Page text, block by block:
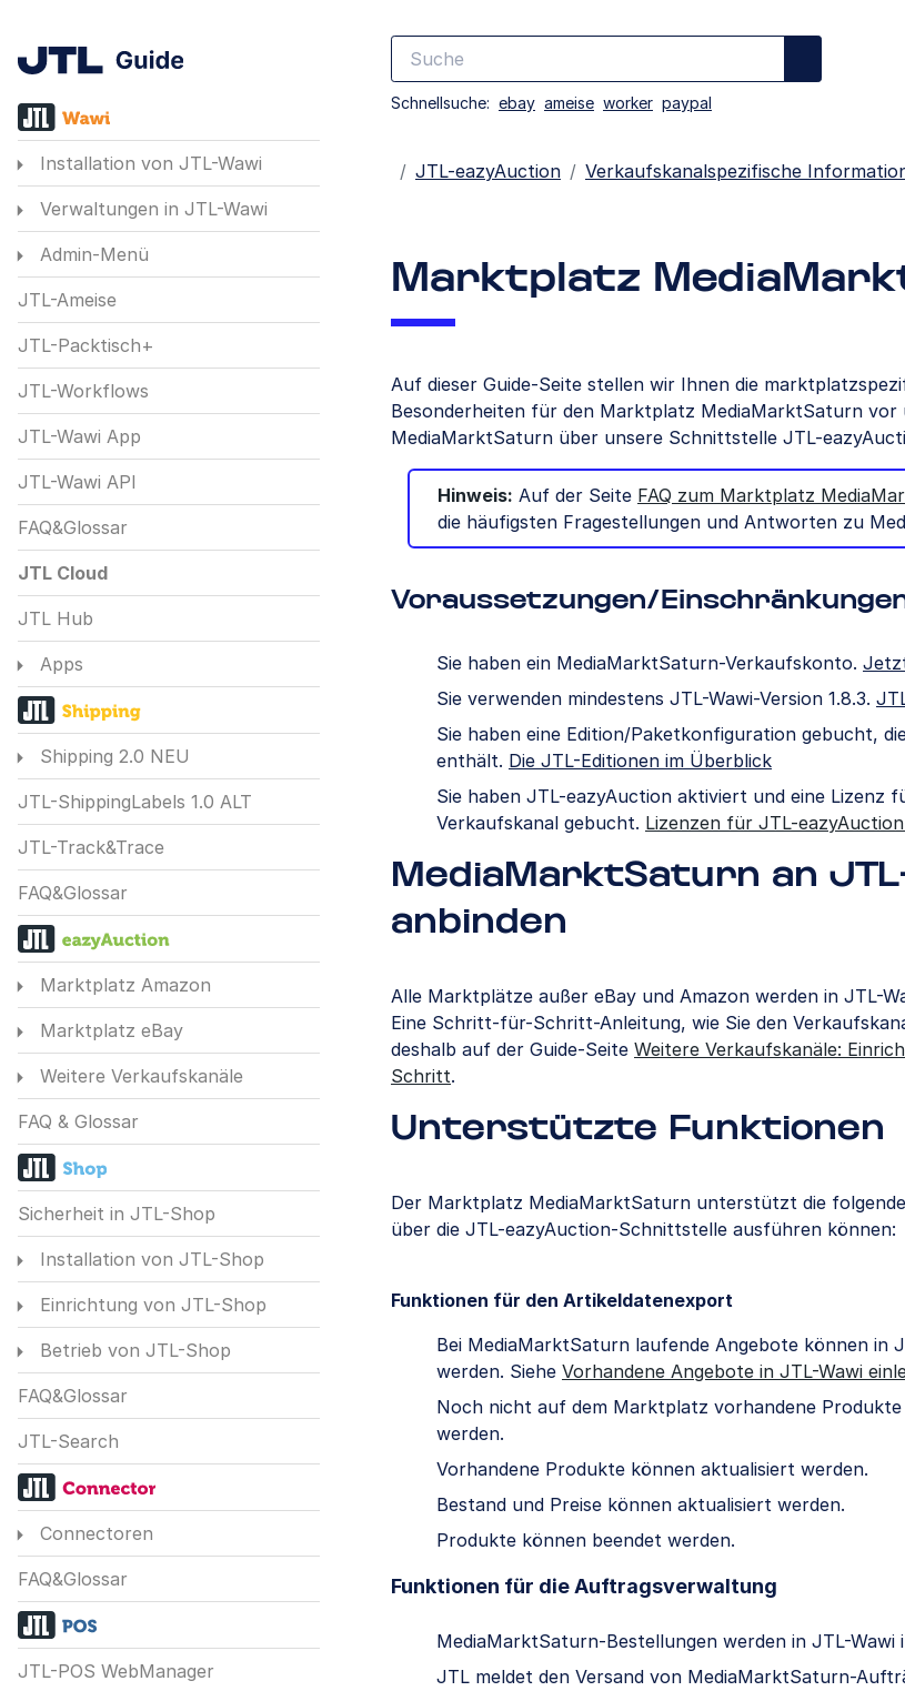
Installation von JTL-Wawi
Verwaltungen in JTL-Wawi
Admin-Menü
JTL-Ameise
JTL-Packtisch+
JTL-Workflows
JTL-Wawi App
JTL-Wawi API
FAQ&Glossar
JTL Cloud
JTL Hub
Apps
Shipping 2.0 NEU
JTL-ShippingLabels 1.0 ALT
JTL-Track&Trace
FAQ&Glossar
Marktplatz Amazon
Marktplatz eBay
Weitere Verkaufskanäle
FAQ & Glossar
Sicherheit in JTL-Shop
Installation von JTL-Shop
Einrichtung von JTL-Shop
Betrieb von JTL-Shop
FAQ&Glossar
JTL-Search
Connectoren
FAQ&Glossar
JTL-POS WebManager
Schnellsuche: ebay ameise worker paypal
Startseite
JTL-eazyAuction Verkaufskanalspezifische
Marktplatz
Auf dieser Guide-Seite stellen wir Ihnen die
Besonderheiten für den Marktplatz MediaMarktSaturn vor
MediaMarktSaturn über unsere Schnittstelle JTL-
Hinweis: Auf der Seite FAQ zum Marktplatz
die häufigsten Fragestellungen und Antworten zu
Voraussetzungen/
Sie haben ein MediaMarktSaturn-Verkaufskonto.
Sie verwenden mindestens JTL-Wawi-Version 1.8.3.
Sie haben eine Edition/Paketkonfiguration gebucht,
enthält. Die JTL-Editionen im Überblick
Sie haben JTL-eazyAuction aktiviert und eine Lizenz
Verkaufskanal gebucht. Lizenzen für JTL-
MediaMarktSaturn an
anbinden
Alle Marktplätze außer eBay und Amazon werden in JTL-
Eine Schritt-für-Schritt-Anleitung, wie Sie den
deshalb auf der Guide-Seite Weitere Verkaufskanäle:
Schritt.
Unterstützte Funktionen
Der Marktplatz MediaMarktSaturn unterstützt die
über die JTL-eazyAuction-Schnittstelle ausführen können:
Funktionen für den Artikeldatenexport
Bei MediaMarktSaturn laufende Angebote können in
werden. Siehe Vorhandene Angebote in JTL-Wawi
Noch nicht auf dem Marktplatz vorhandene
werden.
Vorhandene Produkte können aktualisiert werden.
Bestand und Preise können aktualisiert werden.
Produkte können beendet werden.
Funktionen für die Auftragsverwaltung
MediaMarktSaturn-Bestellungen werden in JTL-Wawi
JTL meldet den Versand von MediaMarktSaturn-